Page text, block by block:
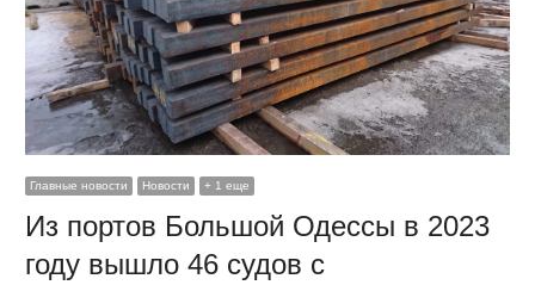
Главные новости Новости + 1 еще
Из портов Большой Одессы в 2023
году вышло 46 судов с